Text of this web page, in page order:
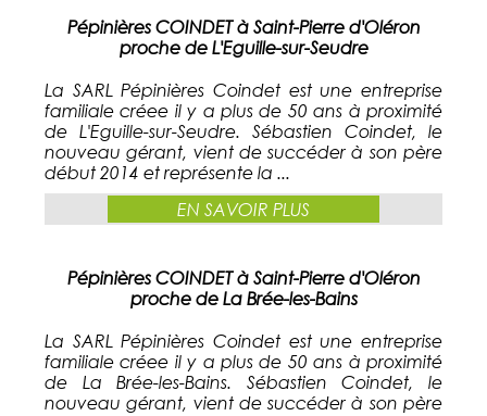
Pépinières COINDET à Saint-Pierre d'Oléron
proche de L'Eguille-sur-Seudre
La SARL Pépinières Coindet est une entreprise
familiale créee il y a plus de 50 ans à proximité
de L'Eguille-sur-Seudre. Sébastien Coindet, le
nouveau gérant, vient de succéder à son père
début 2014 et représente la ...
EN SAVOIR PLUS
Pépinières COINDET à Saint-Pierre d'Oléron
proche de La Brée-les-Bains
La SARL Pépinières Coindet est une entreprise
familiale créee il y a plus de 50 ans à proximité
de La Brée-les-Bains. Sébastien Coindet, le
nouveau gérant, vient de succéder à son père